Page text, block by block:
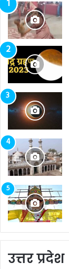
उत्तर प्रदेश